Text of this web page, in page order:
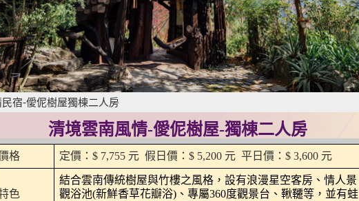
宿-僾伲樹屋獨棟二人房
清境雲南風情-僾伲樹屋-獨棟二人房
格 定價：$ 7,755 元  假日價：$ 5,200 元  平日價：$ 3,600 元
色
結合雲南傳統樹屋與竹樓之風格，設有浪漫星空客房、情人景
觀浴池(新鮮香草花瓣浴)、專屬360度觀景台、鞦韆等，並有蛙